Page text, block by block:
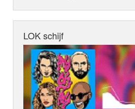
LOK schijf